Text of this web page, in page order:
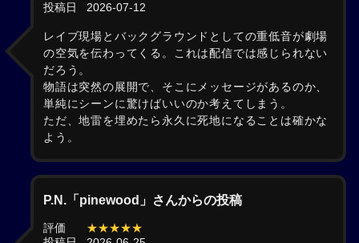
投稿日
2026-07-12
レイブ現場とバックグラウンドとしての重低音が劇場
の空気を伝わってくる。これは配信では感じられない
だろう。
物語は突然の展開で、そこにメッセージがあるのか、
単純にシーンに驚けばいいのか考えてしまう。
ただ、地雷を埋めたら永久に死地になることは確かな
よう。
P.N.「pinewood」さんからの投稿
評価
★★★★★